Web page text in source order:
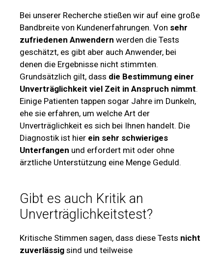
Bei unserer Recherche stießen wir auf eine große
Bandbreite von Kundenerfahrungen. Von sehr
zufriedenen Anwendern werden die Tests
geschätzt, es gibt aber auch Anwender, bei
denen die Ergebnisse nicht stimmten.
Grundsätzlich gilt, dass die Bestimmung einer
Unverträglichkeit viel Zeit in Anspruch nimmt.
Einige Patienten tappen sogar Jahre im Dunkeln,
ehe sie erfahren, um welche Art der
Unverträglichkeit es sich bei Ihnen handelt. Die
Diagnostik ist hier ein sehr schwieriges
Unterfangen und erfordert mit oder ohne
ärztliche Unterstützung eine Menge Geduld.
Gibt es auch Kritik an
Unverträglichkeitstest?
Kritische Stimmen sagen, dass diese Tests nicht
zuverlässig sind und teilweise